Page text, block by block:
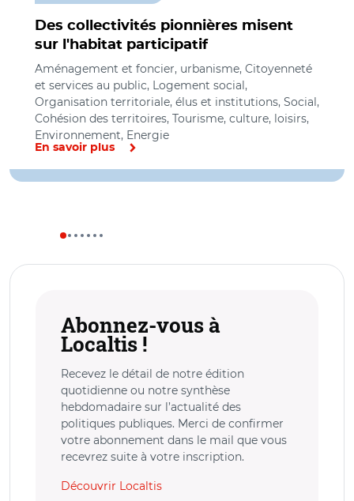
Des collectivités pionnières misent
sur l'habitat participatif
Aménagement et foncier, urbanisme, Citoyenneté
et services au public, Logement social,
Organisation territoriale, élus et institutions, Social,
Cohésion des territoires, Tourisme, culture, loisirs,
Environnement, Energie
En savoir plus
Abonnez-vous à
Localtis !
Recevez le détail de notre édition
quotidienne ou notre synthèse
hebdomadaire sur l’actualité des
politiques publiques. Merci de confirmer
votre abonnement dans le mail que vous
recevrez suite à votre inscription.
Découvrir Localtis